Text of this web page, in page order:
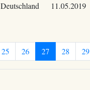
Deutschland
11.05.2019
25 26 27 28 29